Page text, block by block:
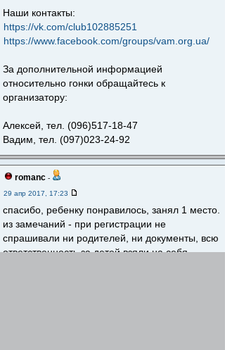
Наши контакты:
https://vk.com/club102885251
https://www.facebook.com/groups/vam.org.ua/
За дополнительной информацией
относительно гонки обращайтесь к
организатору:
Алексей, тел. (096)517-18-47
Вадим, тел. (097)023-24-92
romanc -
29 апр 2017, 17:23
спасибо, ребенку понравилось, занял 1 место.
из замечаний - при регистрации не
спрашивали ни родителей, ни документы, всю
ответственность за детей взяли на себя